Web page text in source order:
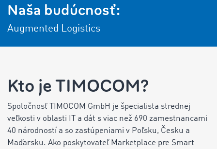
Naša budúcnosť:
Augmented Logistics
Kto je TIMOCOM?
Spoločnosť TIMOCOM GmbH je špecialista strednej
veľkosti v oblasti IT a dát s viac než 690 zamestnancami
40 národností a so zastúpeniami v Poľsku, Česku a
Maďarsku. Ako poskytovateľ Marketplace pre Smart